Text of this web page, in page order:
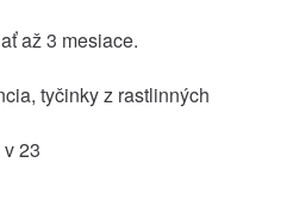
až 3 mesiace.
tyčinky z rastlinných
23